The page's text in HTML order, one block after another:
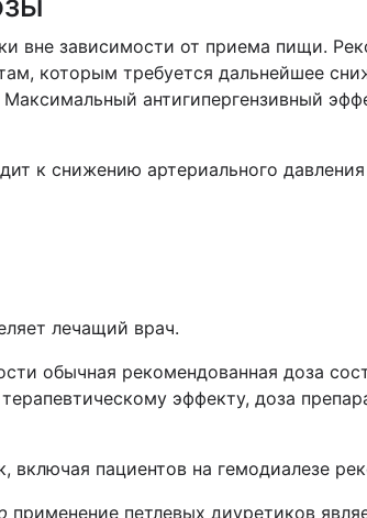
вне зависимости от приема пищи.
которым требуется дальнейшее
антигипергензивный
к снижению артериального
лечащий врач.
обычная рекомендованная доза
эффекту, доза
пациентов на гемодиалезе
применение петлевых диуретиков